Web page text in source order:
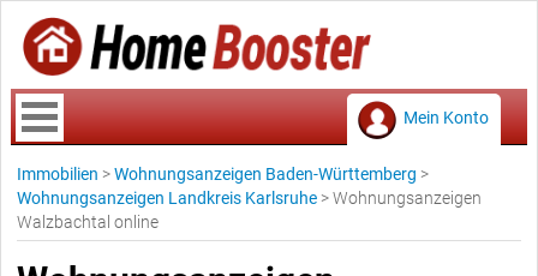
Mein Konto
Immobilien >Wohnungsanzeigen Baden-Württemberg >
Wohnungsanzeigen Landkreis Karlsruhe >Wohnungsanzeigen
Walzbachtal online